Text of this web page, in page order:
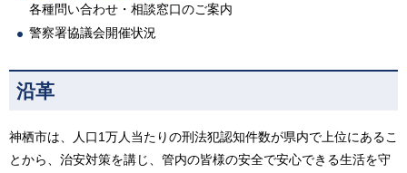
各種問い合わせ・相談窓口のご案内
警察署協議会開催状況
沿革
神栖市は、人口1万人当たりの刑法犯認知件数が県内で上位にあるこ
とから、治安対策を講じ、管内の皆様の安全で安心できる生活を守